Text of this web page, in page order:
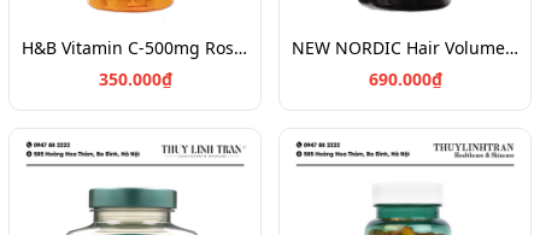
H&B Vitamin C-500mg Rose Hips 100v
350.000₫
NEW NORDIC Hair Volume Gummies 60v
690.000₫